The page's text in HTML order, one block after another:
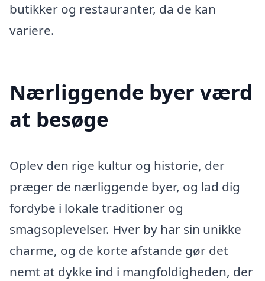
butikker og restauranter, da de kan
variere.
Nærliggende byer værd
at besøge
Oplev den rige kultur og historie, der
præger de nærliggende byer, og lad dig
fordybe i lokale traditioner og
smagsoplevelser. Hver by har sin unikke
charme, og de korte afstande gør det
nemt at dykke ind i mangfoldigheden, der